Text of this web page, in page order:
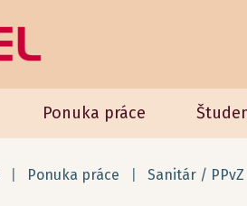
Ponuka práce
Ponuka práce Sanitár /